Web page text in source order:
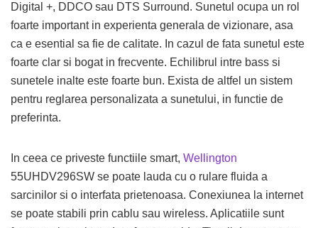
Digital +, DDCO sau DTS Surround. Sunetul ocupa un rol
foarte important in experienta generala de vizionare, asa
ca e esential sa fie de calitate. In cazul de fata sunetul este
foarte clar si bogat in frecvente. Echilibrul intre bass si
sunetele inalte este foarte bun. Exista de altfel un sistem
pentru reglarea personalizata a sunetului, in functie de
preferinta.
In ceea ce priveste functiile smart, Wellington
55UHDV296SW se poate lauda cu o rulare fluida a
sarcinilor si o interfata prietenoasa. Conexiunea la internet
se poate stabili prin cablu sau wireless. Aplicatiile sunt